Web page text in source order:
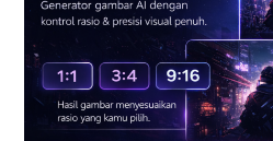
Gambar
Tanpa
Watermark